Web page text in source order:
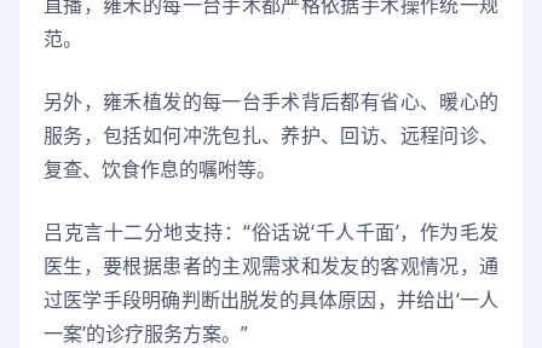
范。
另外，雍禾植发的每一台手术背后都有省心、暖心的
服务，包括如何冲洗包扎、养护、回访、远程问诊、
复查、饮食作息的嘱咐等。
吕克言十二分地支持：“俗话说‘千人千面’，作为毛发
医生，要根据患者的主观需求和发友的客观情况，通
过医学手段明确判断出脱发的具体原因，并给出‘一人
一案’的诊疗服务方案。”